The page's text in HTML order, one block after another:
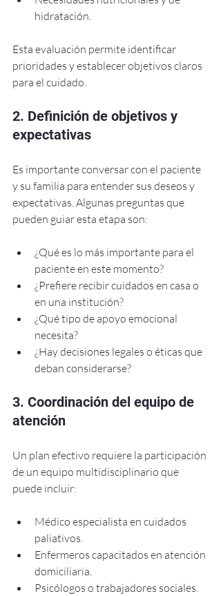
hidratación.
Esta evaluación permite identificar
prioridades y establecer objetivos claros
para el cuidado.
2. Definición de objetivos y
expectativas
Es importante conversar con el paciente
y su familia para entender sus deseos y
expectativas. Algunas preguntas que
pueden guiar esta etapa son:
¿Qué es lo más importante para el
paciente en este momento?
¿Prefiere recibir cuidados en casa o
en una institución?
¿Qué tipo de apoyo emocional
necesita?
¿Hay decisiones legales o éticas que
deban considerarse?
3. Coordinación del equipo de
atención
Un plan efectivo requiere la participación
de un equipo multidisciplinario que
puede incluir:
Médico especialista en cuidados
paliativos.
Enfermeros capacitados en atención
domiciliaria.
Psicólogos o trabajadores sociales.